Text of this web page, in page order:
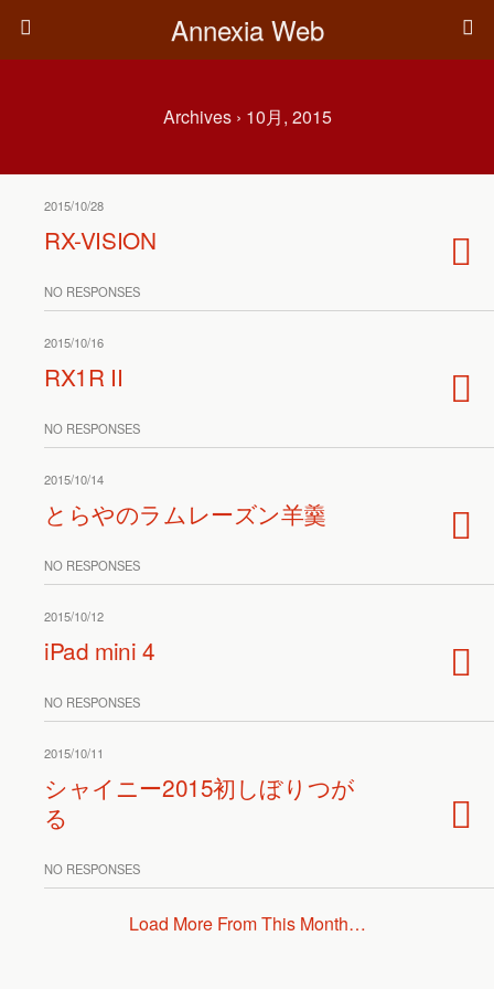
Annexia Web
Archives › 10月, 2015
2015/10/28
RX-VISION
NO RESPONSES
2015/10/16
RX1R II
NO RESPONSES
2015/10/14
とらやのラムレーズン羊羹
NO RESPONSES
2015/10/12
iPad mini 4
NO RESPONSES
2015/10/11
シャイニー2015初しぼりつが
る
NO RESPONSES
Load More From This Month…